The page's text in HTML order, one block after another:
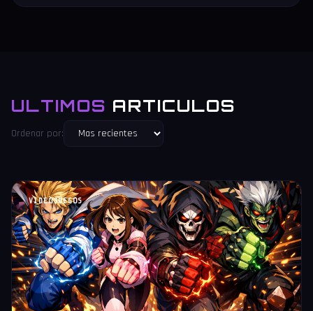
ULTIMOS ARTICULOS
Ordenar por:
VIDEOJUEGOS